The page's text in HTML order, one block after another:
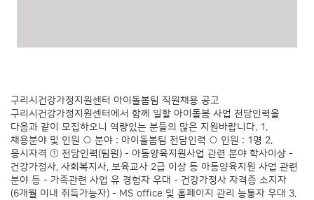
구리시건강가정지원센터 아이돌봄팀 직원채용 공고
구리시건강가정지원센터에서 함께 일할 아이돌봄 사업 전담인력을
다음과 같이 모집하오니 역량있는 분들의 많은 지원바랍니다. 1.
채용분야 및 인원 ○ 분야 : 아이돌봄팀 전담인력 ○ 인원 : 1명 2.
응시자격 ① 전담인력(팀원) - 아동양육지원사업 관련 분야 학사이상 -
건강가정사, 사회복지사, 보육교사 2급 이상 등 아동양육지원 사업 관련
분야 등 - 가족관련 사업 유 경험자 우대 - 건강가정사 자격증 소지자
(6개월 이내 취득가능자) - MS office 및 홈페이지 관리 능통자 우대 3.